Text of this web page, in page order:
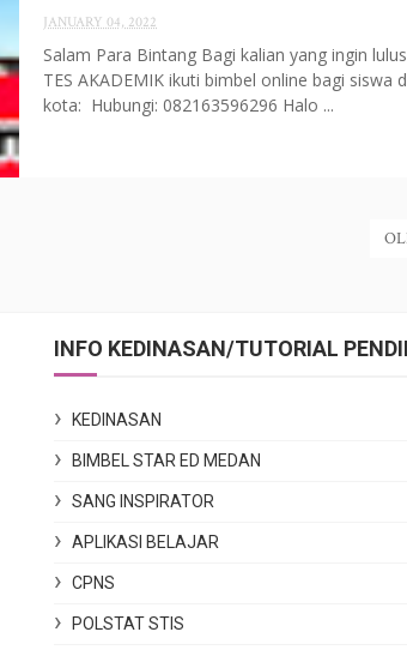
JANUARY 04, 2022
Salam Para Bintang Bagi kalian yang ingin
TES AKADEMIK ikuti bimbel online bagi siswa
kota: Hubungi: 082163596296 Halo ...
INFO KEDINASAN/TUTORIAL
KEDINASAN
BIMBEL STAR ED MEDAN
SANG INSPIRATOR
APLIKASI BELAJAR
CPNS
POLSTAT STIS